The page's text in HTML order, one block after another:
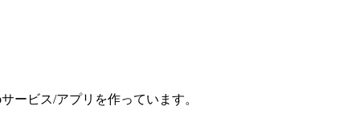
ービス/アプリを作っています。